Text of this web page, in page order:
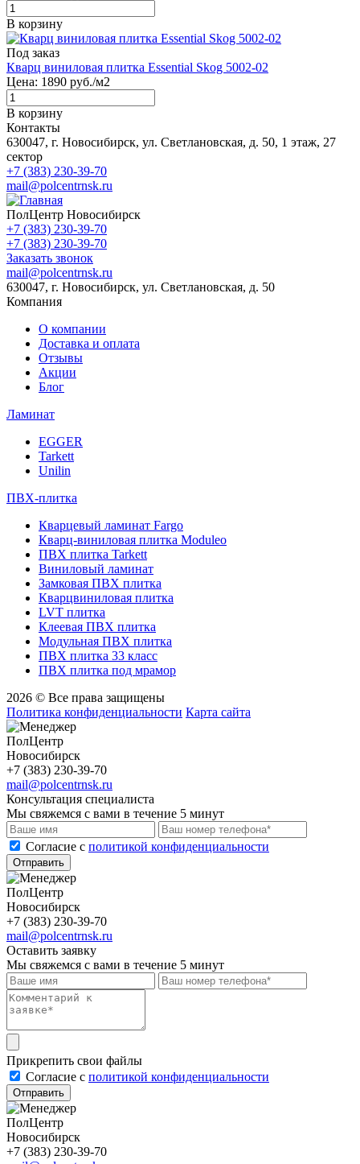
В корзину
Под заказ
Кварц виниловая плитка Essential Skog 5002-02
Цена: 1890 руб./м2
В корзину
Контакты
630047, г. Новосибирск, ул. Светлановская, д. 50, 1 этаж, 27
сектор
+7 (383) 230-39-70
mail@polcentrnsk.ru
ПолЦентр Новосибирск
+7 (383) 230-39-70
+7 (383) 230-39-70
Заказать звонок
mail@polcentrnsk.ru
630047, г. Новосибирск, ул. Светлановская, д. 50
Компания
О компании
Доставка и оплата
Отзывы
Акции
Блог
Ламинат
EGGER
Tarkett
Unilin
ПВХ-плитка
Кварцевый ламинат Fargo
Кварц-виниловая плитка Moduleo
ПВХ плитка Tarkett
Виниловый ламинат
Замковая ПВХ плитка
Кварцвиниловая плитка
LVT плитка
Клеевая ПВХ плитка
Модульная ПВХ плитка
ПВХ плитка 33 класс
ПВХ плитка под мрамор
2026 © Все права защищены
Политика конфиденциальности Карта сайта
ПолЦентр
Новосибирск
+7 (383) 230-39-70
mail@polcentrnsk.ru
Консультация специалиста
Мы свяжемся с вами в течение 5 минут
Cогласие с политикой конфиденциальности
Отправить
ПолЦентр
Новосибирск
+7 (383) 230-39-70
mail@polcentrnsk.ru
Оставить заявку
Мы свяжемся с вами в течение 5 минут
Прикрепить свои файлы
Cогласие с политикой конфиденциальности
Отправить
ПолЦентр
Новосибирск
+7 (383) 230-39-70